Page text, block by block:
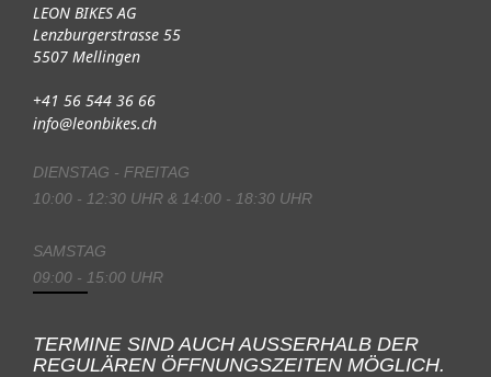
LEON BIKES AG
Lenzburgerstrasse 55
5507 Mellingen
+41 56 544 36 66
info@leonbikes.ch
DIENSTAG - FREITAG
10:00 - 12:30 UHR & 14:00 - 18:30 UHR
SAMSTAG
09:00 - 15:00 UHR
TERMINE SIND AUCH AUSSERHALB DER
REGULÄREN ÖFFNUNGSZEITEN MÖGLICH.